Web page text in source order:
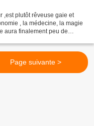
,est plutôt rêveuse gaie et
, la médecine, la magie
aura finalement peu de
Page suivante >